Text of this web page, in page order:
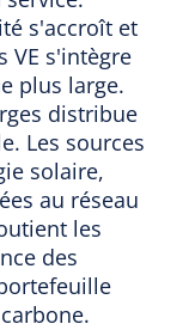
s'accroît et
VE s'intègre
plus large.
distribue
Les sources
solaire,
au réseau
les
des